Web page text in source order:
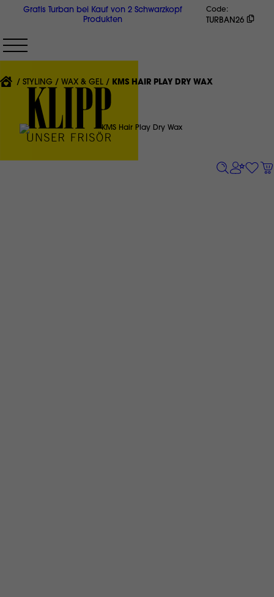
Gratis Turban bei Kauf von 2 Schwarzkopf
Produkten
Code
TURBAN26
STYLING WAX & GEL {'CURRENT'|T}:
KMS HAIR PLAY DRY WAX